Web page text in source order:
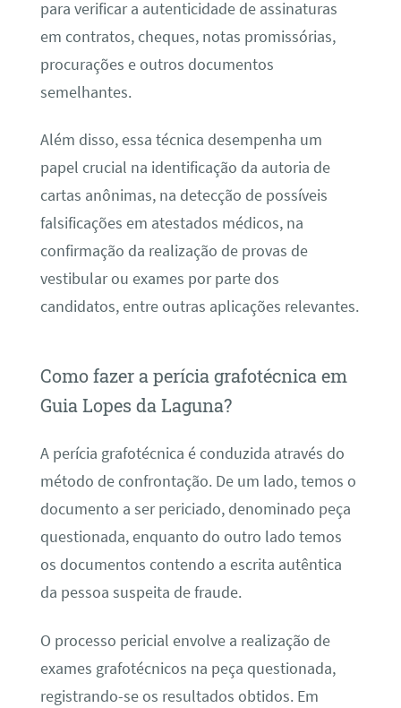
para verificar a autenticidade de assinaturas
em contratos, cheques, notas promissórias,
procurações e outros documentos
semelhantes.
Além disso, essa técnica desempenha um
papel crucial na identificação da autoria de
cartas anônimas, na detecção de possíveis
falsificações em atestados médicos, na
confirmação da realização de provas de
vestibular ou exames por parte dos
candidatos, entre outras aplicações relevantes.
Como fazer a perícia grafotécnica em
Guia Lopes da Laguna?
A perícia grafotécnica é conduzida através do
método de confrontação. De um lado, temos o
documento a ser periciado, denominado peça
questionada, enquanto do outro lado temos
os documentos contendo a escrita autêntica
da pessoa suspeita de fraude.
O processo pericial envolve a realização de
exames grafotécnicos na peça questionada,
registrando-se os resultados obtidos. Em